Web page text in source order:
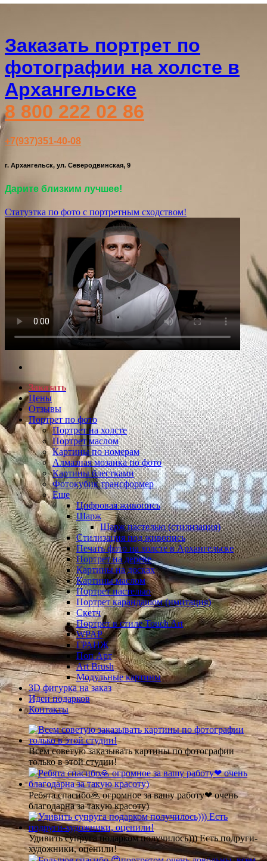
Заказать портрет по
фотографии на холсте в
Архангельске
8 800 222 02 86
+7(937)351-40-08
г. Архангельск, ул. Северодвинская, 9
Дарите близким лучшее!
Статуэтка по фото с портретным сходством!
Заказать
Цены
Отзывы
Портрет по фото
Портрет на холсте
Портрет маслом
Картины по номерам
Алмазная мозаика по фото
Картины блестками
Фотокубик трансформер
Еще
Цифровая живопись
Шарж
Шарж пастелью (стилизация)
Стилизация под живопись
Печать фото на холсте в Архангельске
Портрет на дереве
Картины на досках
Картины маслом
Портрет пастелью
Портрет карандашом (имитация)
Скетч
Портрет в стиле Touch Art
WPAP
ГРАНЖ
Поп Арт
Art Brush
Модульные картины
3D фигурка на заказ
Идеи подарков
Контакты
Всем советую заказывать картины по фотографии
только в этой студии!
Ребята спасибо🙏 огромное за вашу работу❤ очень
благодарна за такую красоту)
Удивить супруга подарком получилось))) Есть подруги-
художники, оценили!